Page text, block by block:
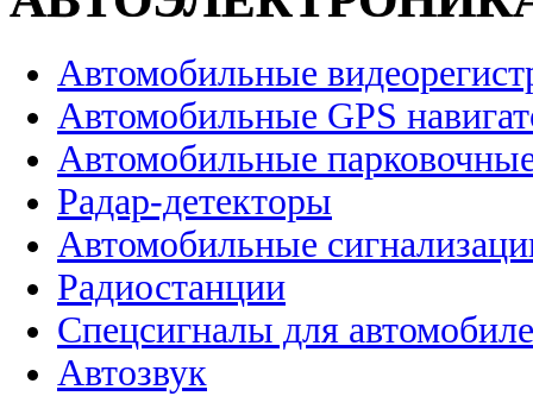
Автомобильные
Автомобильные GPS
Автомобильные
Радар-детекторы
Автомобильные
Радиостанции
Спецсигналы для
Автозвук